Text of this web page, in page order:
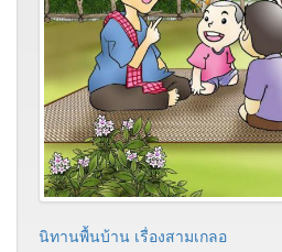
นิทานพื้นบ้าน เรื่องสามเกลอ